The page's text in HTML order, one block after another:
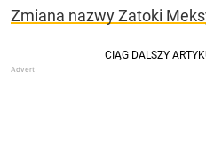
Zmiana nazwy Zatoki